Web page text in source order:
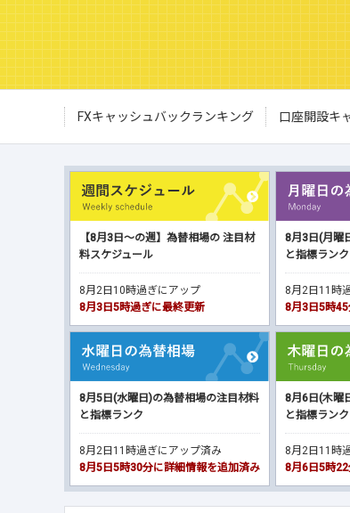
FXキャッシュバックランキング 口座開設キ
【8月3日～の週】為替相場の 注目材
料スケジュール
8月2日10時過ぎにアップ
8月3日5時過ぎに最終更新
8月3日(月曜
と指標ランク
8月2日11時
8月3日5時
8月5日(水曜日)の為替相場の注目材料
と指標ランク
8月2日11時過ぎにアップ済み
8月5日5時30分に詳細情報を追加済み
8月6日(木曜
と指標ランク
8月2日11時
8月6日5時